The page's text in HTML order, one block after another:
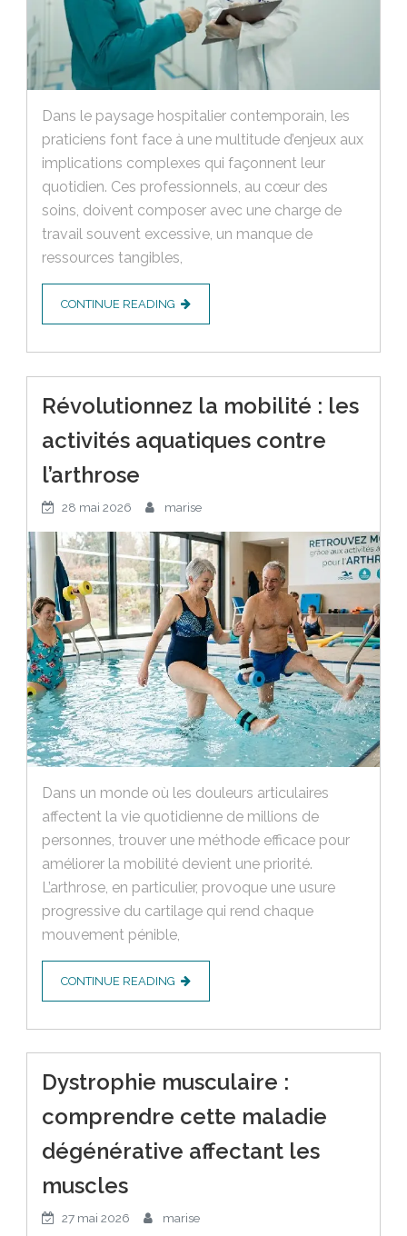
Dans le paysage hospitalier contemporain, les
praticiens font face à une multitude d’enjeux aux
implications complexes qui façonnent leur
quotidien. Ces professionnels, au cœur des
soins, doivent composer avec une charge de
travail souvent excessive, un manque de
ressources tangibles,
CONTINUE READING
Révolutionnez la mobilité : les
activités aquatiques contre
l’arthrose
28 mai 2026 marise
Dans un monde où les douleurs articulaires
affectent la vie quotidienne de millions de
personnes, trouver une méthode efficace pour
améliorer la mobilité devient une priorité.
L’arthrose, en particulier, provoque une usure
progressive du cartilage qui rend chaque
mouvement pénible,
CONTINUE READING
Dystrophie musculaire :
comprendre cette maladie
dégénérative affectant les
muscles
27 mai 2026 marise